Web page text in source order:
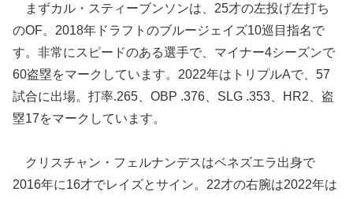
まずカル・スティーブンソンは、25才の左投げ左打ち
のOF。2018年ドラフトのブルージェイズ10巡目指名で
す。非常にスピードのある選手で、マイナー4シーズンで
60盗塁をマークしています。2022年はトリプルAで、57
試合に出場。打率.265、OBP .376、SLG .353、HR2、盗
塁17をマークしています。
クリスチャン・フェルナンデスはベネズエラ出身で
2016年に16才でレイズとサイン。22才の右腕は2022年は